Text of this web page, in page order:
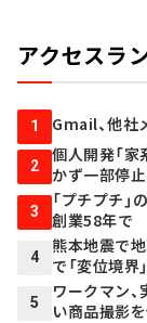
アクセスラ
1 Gmail、他社
2
個人開発「
かず一部停
3
「プチプチ
創業58年で
4
熊本地震で
で「変位境
5
ワークマン
い商品撮影